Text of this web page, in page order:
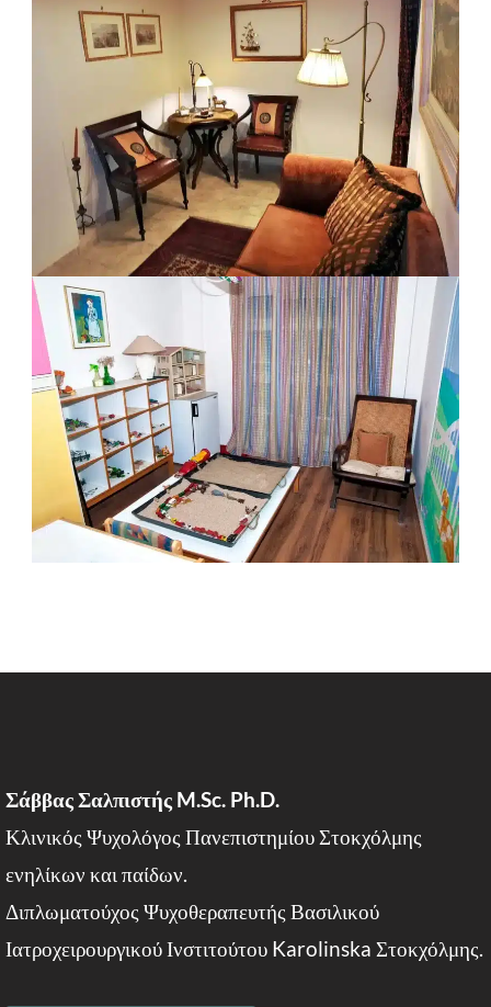
Σάββας Σαλπιστής M.Sc. Ph.D.
Κλινικός Ψυχολόγος Πανεπιστημίου Στοκχόλμης
ενηλίκων και παίδων.
Διπλωματούχος Ψυχοθεραπευτής Βασιλικού
Ιατροχειρουργικού Ινστιτούτου Karolinska Στοκχόλμης.